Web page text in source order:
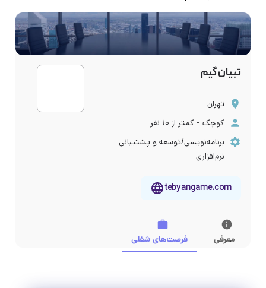
تبیان گیم
تهران
کوچک - کمتر از ۱۰ نفر
برنامه‌نویسی/توسعه و پشتیبانی
نرم‌افزاری
tebyangame.com
معرفی فرصت‌های شغلی